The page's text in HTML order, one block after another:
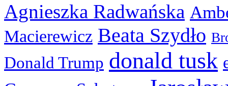
Agnieszka Radwańska
Macierewicz Beata Szydło
Donald Trump donald tusk